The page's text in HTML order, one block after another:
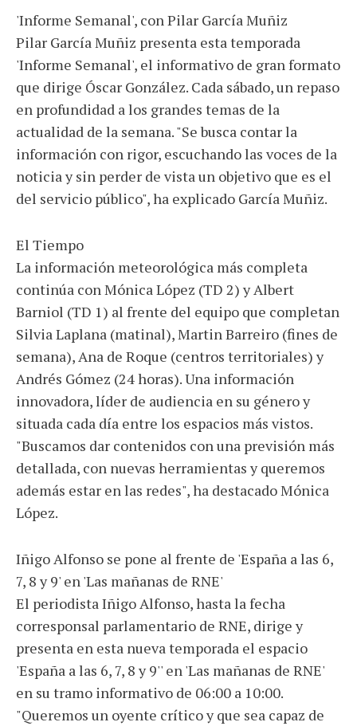
'Informe Semanal', con Pilar García Muñiz
Pilar García Muñiz presenta esta temporada
'Informe Semanal', el informativo de gran formato
que dirige Óscar González. Cada sábado, un repaso
en profundidad a los grandes temas de la
actualidad de la semana. "Se busca contar la
información con rigor, escuchando las voces de la
noticia y sin perder de vista un objetivo que es el
del servicio público", ha explicado García Muñiz.
El Tiempo
La información meteorológica más completa
continúa con Mónica López (TD 2) y Albert
Barniol (TD 1) al frente del equipo que completan
Silvia Laplana (matinal), Martin Barreiro (fines de
semana), Ana de Roque (centros territoriales) y
Andrés Gómez (24 horas). Una información
innovadora, líder de audiencia en su género y
situada cada día entre los espacios más vistos.
"Buscamos dar contenidos con una previsión más
detallada, con nuevas herramientas y queremos
además estar en las redes", ha destacado Mónica
López.
Iñigo Alfonso se pone al frente de 'España a las 6,
7, 8 y 9' en 'Las mañanas de RNE'
El periodista Iñigo Alfonso, hasta la fecha
corresponsal parlamentario de RNE, dirige y
presenta en esta nueva temporada el espacio
'España a las 6, 7, 8 y 9'' en 'Las mañanas de RNE'
en su tramo informativo de 06:00 a 10:00.
"Queremos un oyente crítico y que sea capaz de